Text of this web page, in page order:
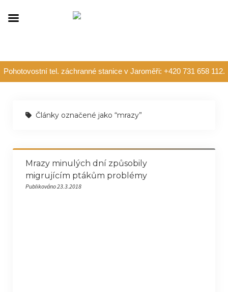
Pohotovostní tel. záchranné stanice v Jaroměři: +420 731 658 112.
Články označené jako “mrazy”
Mrazy minulých dní způsobily
migrujícím ptákům problémy
Publikováno 23.3.2018